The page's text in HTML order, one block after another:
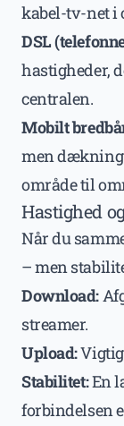
kabel-tv-net i
DSL
hastigheder,
centralen.
Mobilt
men dækning
område til
Hastighed
Når du
– men
Download:
streamer.
Upload:Vigtig
Stabilitet:En
forbindelsen